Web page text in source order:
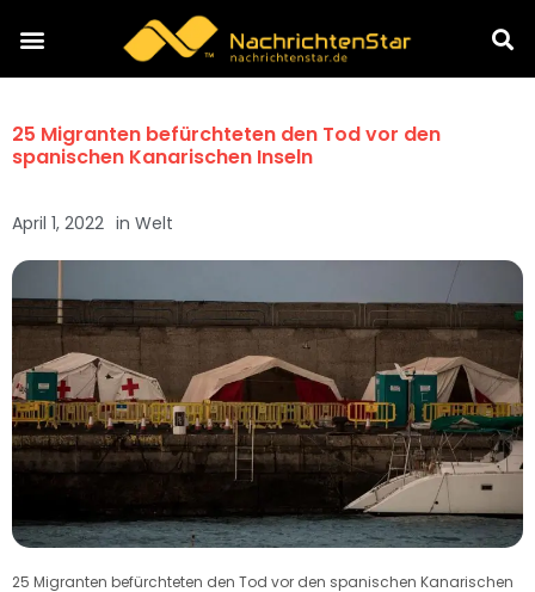
25 Migranten befürchteten den Tod vor den
spanischen Kanarischen Inseln
April 1, 2022 in Welt
25 Migranten befürchteten den Tod vor den spanischen Kanarischen